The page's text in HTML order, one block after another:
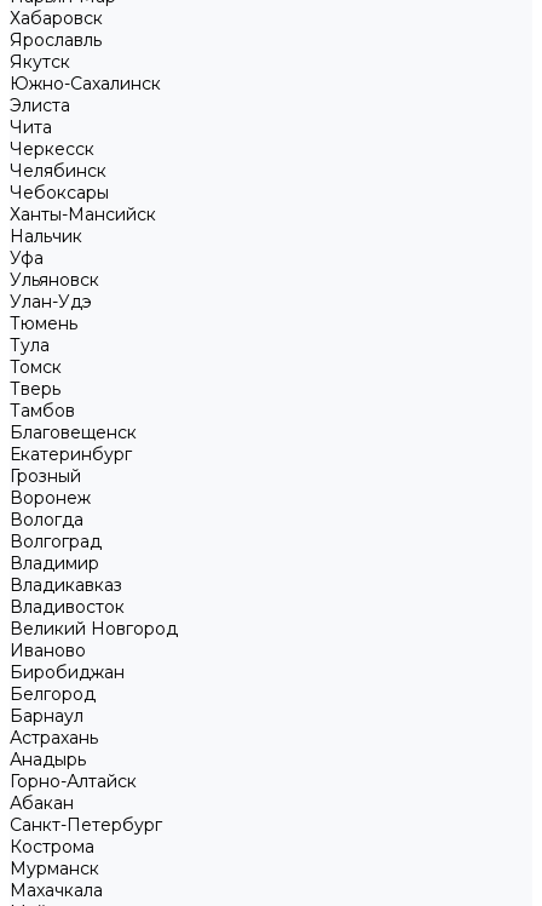
Хабаровск
Ярославль
Якутск
Южно-Сахалинск
Элиста
Чита
Черкесск
Челябинск
Чебоксары
Ханты-Мансийск
Нальчик
Уфа
Ульяновск
Улан-Удэ
Тюмень
Тула
Томск
Тверь
Тамбов
Благовещенск
Екатеринбург
Грозный
Воронеж
Вологда
Волгоград
Владимир
Владикавказ
Владивосток
Великий Новгород
Иваново
Биробиджан
Белгород
Барнаул
Астрахань
Анадырь
Горно-Алтайск
Абакан
Санкт-Петербург
Кострома
Мурманск
Махачкала